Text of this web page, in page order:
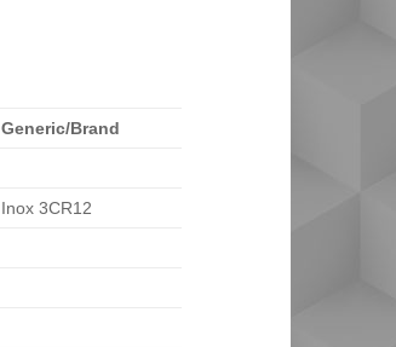
Generic/Brand
Inox 3CR12